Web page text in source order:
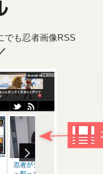
でも忍者画像RSS